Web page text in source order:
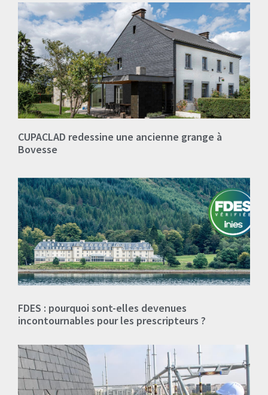
CUPACLAD redessine une ancienne grange à
Bovesse
FDES : pourquoi sont-elles devenues
incontournables pour les prescripteurs ?